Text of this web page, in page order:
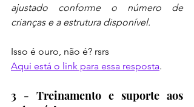
ajustado conforme o número de
crianças e a estrutura disponível.
Isso é ouro, não é? rsrs
Aqui está o link para essa resposta.
3 - Treinamento e suporte aos